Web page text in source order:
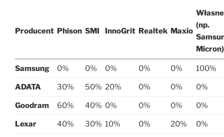
Producent Phison SMI InnoGrit Realtek Maxio
Własne
(np.
Micron)
Samsung 0% 0% 0% 0% 0% 100%
ADATA 30% 50% 20% 0% 0% 0%
Goodram 60% 40% 0% 0% 0% 0%
Lexar 40% 30% 10% 0% 20% 0%